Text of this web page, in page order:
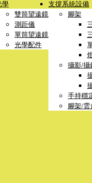
學
雙筒望遠鏡
測距儀
單筒望遠鏡
光學配件
支撐系統設備
腳架
攝影/攝
手持穩
腳架/雲